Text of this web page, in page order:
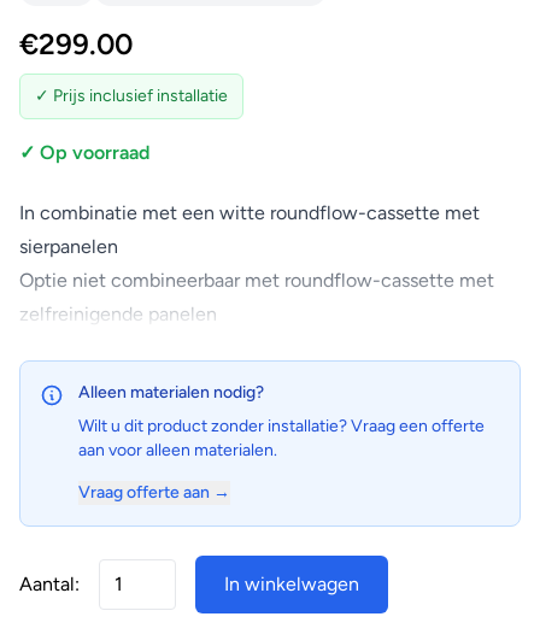
€299.00
✓ Prijs inclusief installatie
✓ Op voorraad
In combinatie met een witte roundflow-cassette met
sierpanelen
Optie niet combineerbaar met roundflow-cassette met
zelfreinigende panelen
Alleen materialen nodig?
Wilt u dit product zonder installatie? Vraag een offerte
aan voor alleen materialen.
Vraag offerte aan →
Aantal: In winkelwagen